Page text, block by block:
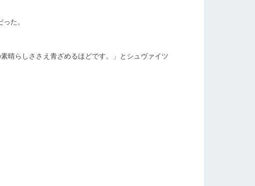
た。
晴らしささえ青ざめるほどです。」とシュヴァイツ